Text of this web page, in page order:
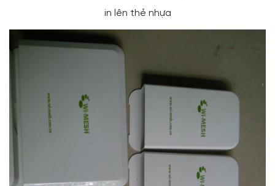
in lên thẻ nhựa